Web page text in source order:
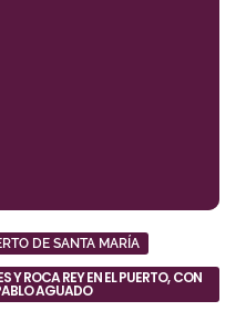
DE SANTA MARÍA
Y ROCA REY EN EL PUERTO, CON
AGUADO